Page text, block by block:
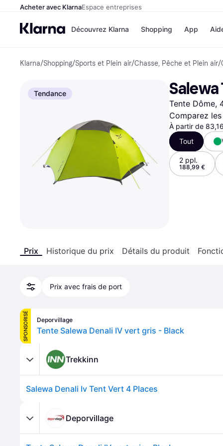
Acheter avec KlarnaEspace entreprises
Découvrez Klarna
Options de paiement
Payer maintenant
Paiement en 3 fois
Paiement à 30 jours
Klarna sur Apple Pay
Shopping
Magasins
Airbnb
Temu
JD Sports
Voir tous les
App
Klarna/Shopping/Sports et Plein air/Chasse, Pêche et Plein air/
Tendance Salewa
Tente Dôme,
Comparez
À partir de
Tout
2 ppl.
188,99 €
Prix Historique du prix Détails du produit
Prix avec frais de port
SPONSORISÉ Deporvillage
Tente Salewa Denali IV vert gris - Black
Trekkinn
Salewa Denali Iv Tent Vert 4 Places
Deporvillage